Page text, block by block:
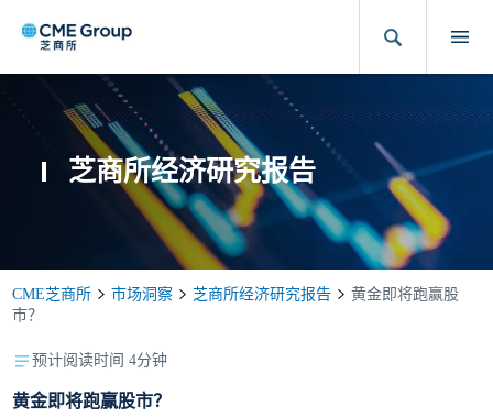
芝商所经济研究报告
CME芝商所 市场洞察 芝商所经济研究报告
黄金即将跑赢股
市？
预计阅读时间 4分钟
黄金即将跑赢股市？